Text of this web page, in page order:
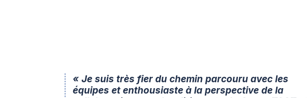
« Je suis très fier du chemin parcouru avec les
équipes et enthousiaste à la perspective de la